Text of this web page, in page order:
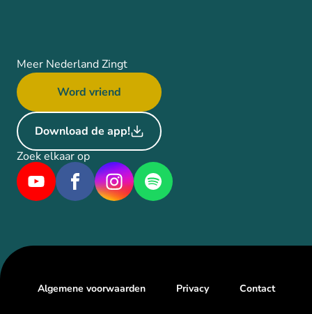
Meer Nederland Zingt
Word vriend
Download de app!
Zoek elkaar op
Algemene voorwaarden Privacy Contact